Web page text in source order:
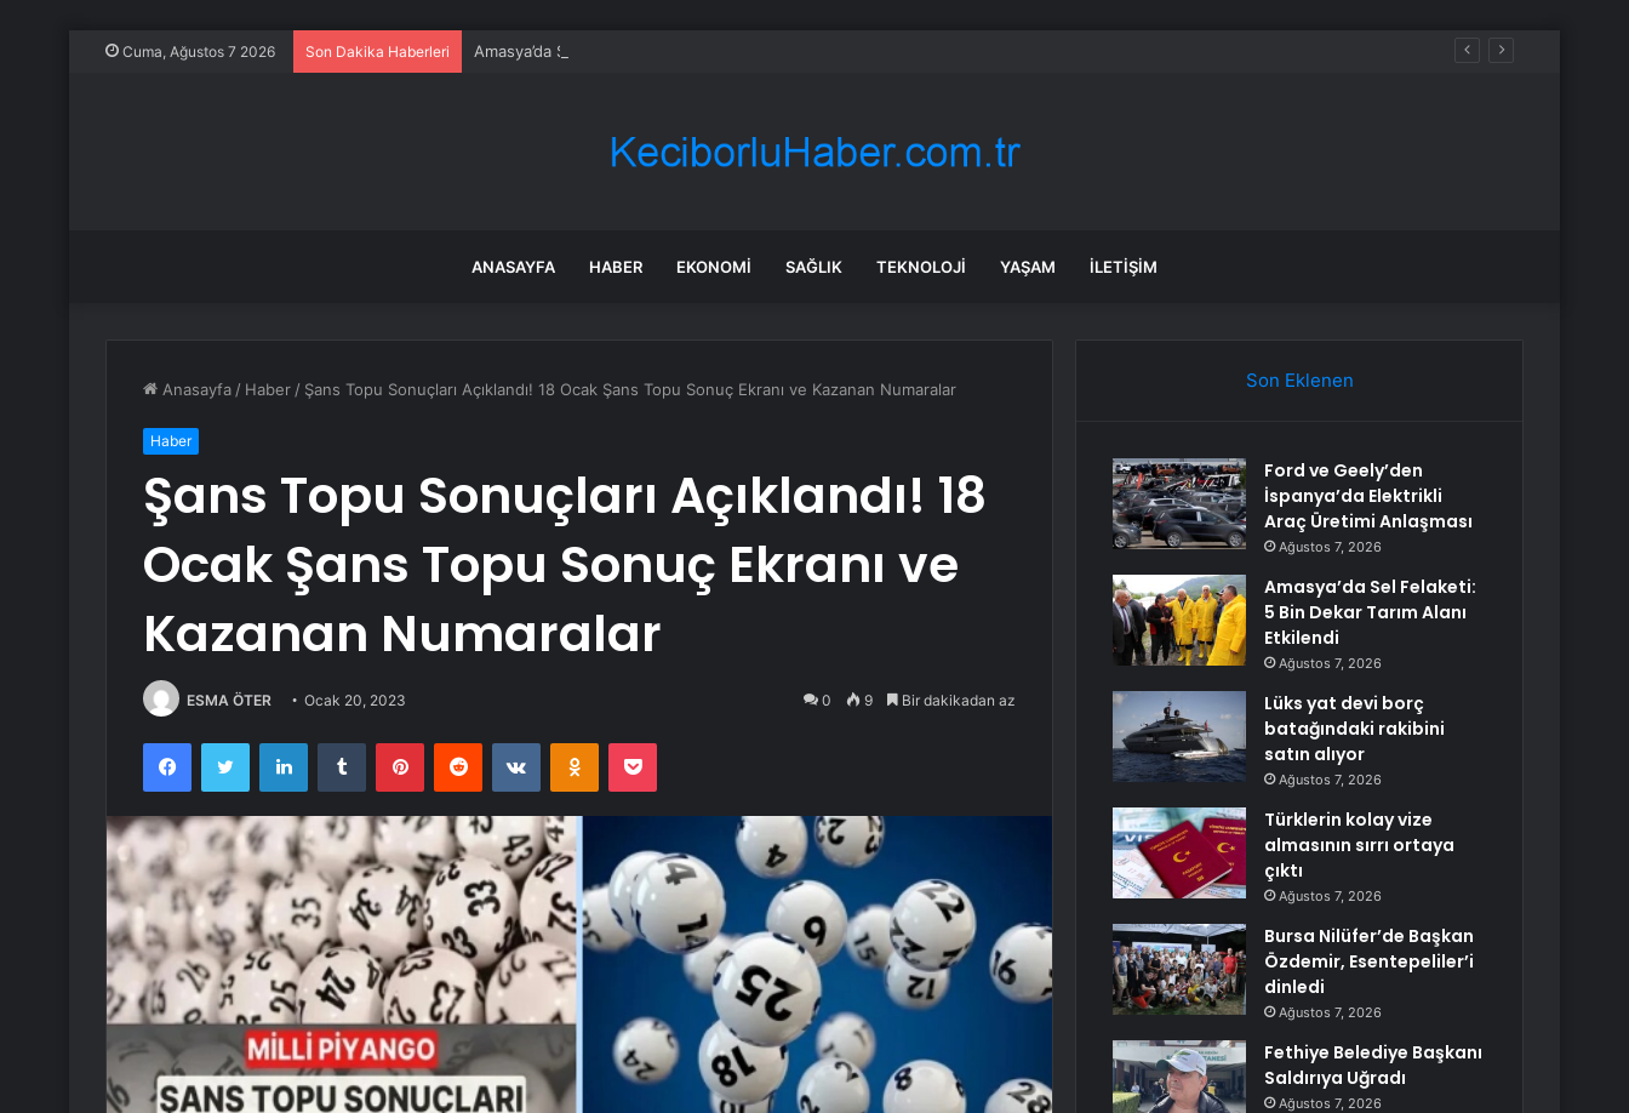
Cuma, Ağustos 7 2026 Son Dakika Haberleri Amasya’da Sel Felaketi: 5 Bin Dekar Tarım Alanı Etkilendi
ANASAYFA HABER EKONOMI SAĞLIK TEKNOLOJI YAŞAM İLETIŞIM
Anasayfa / Haber / Şans Topu Sonuçları Açıklandı! 18 Ocak Şans Topu Sonuç Ekranı ve Kazanan Numaralar
Haber
Şans Topu Sonuçları Açıklandı! 18
Ocak Şans Topu Sonuç Ekranı ve
Kazanan Numaralar
ESMA ÖTER Ocak 20, 2023 0 9 Bir dakikadan az
FacebookTwitter LinkedInTumblr PinterestReddit VKontakteOdnoklassniki
Pocket
Son Eklenen
Ford ve Geely’den
İspanya’da Elektrikli
Araç Üretimi Anlaşması
Ağustos 7, 2026
Amasya’da Sel Felaketi:
5 Bin Dekar Tarım Alanı
Etkilendi
Ağustos 7, 2026
Lüks yat devi borç
batağındaki rakibini
satın alıyor
Ağustos 7, 2026
Türklerin kolay vize
almasının sırrı ortaya
çıktı
Ağustos 7, 2026
Bursa Nilüfer’de Başkan
Özdemir, Esentepeliler’i
dinledi
Ağustos 7, 2026
Fethiye Belediye Başkanı
Saldırıya Uğradı
Ağustos 7, 2026